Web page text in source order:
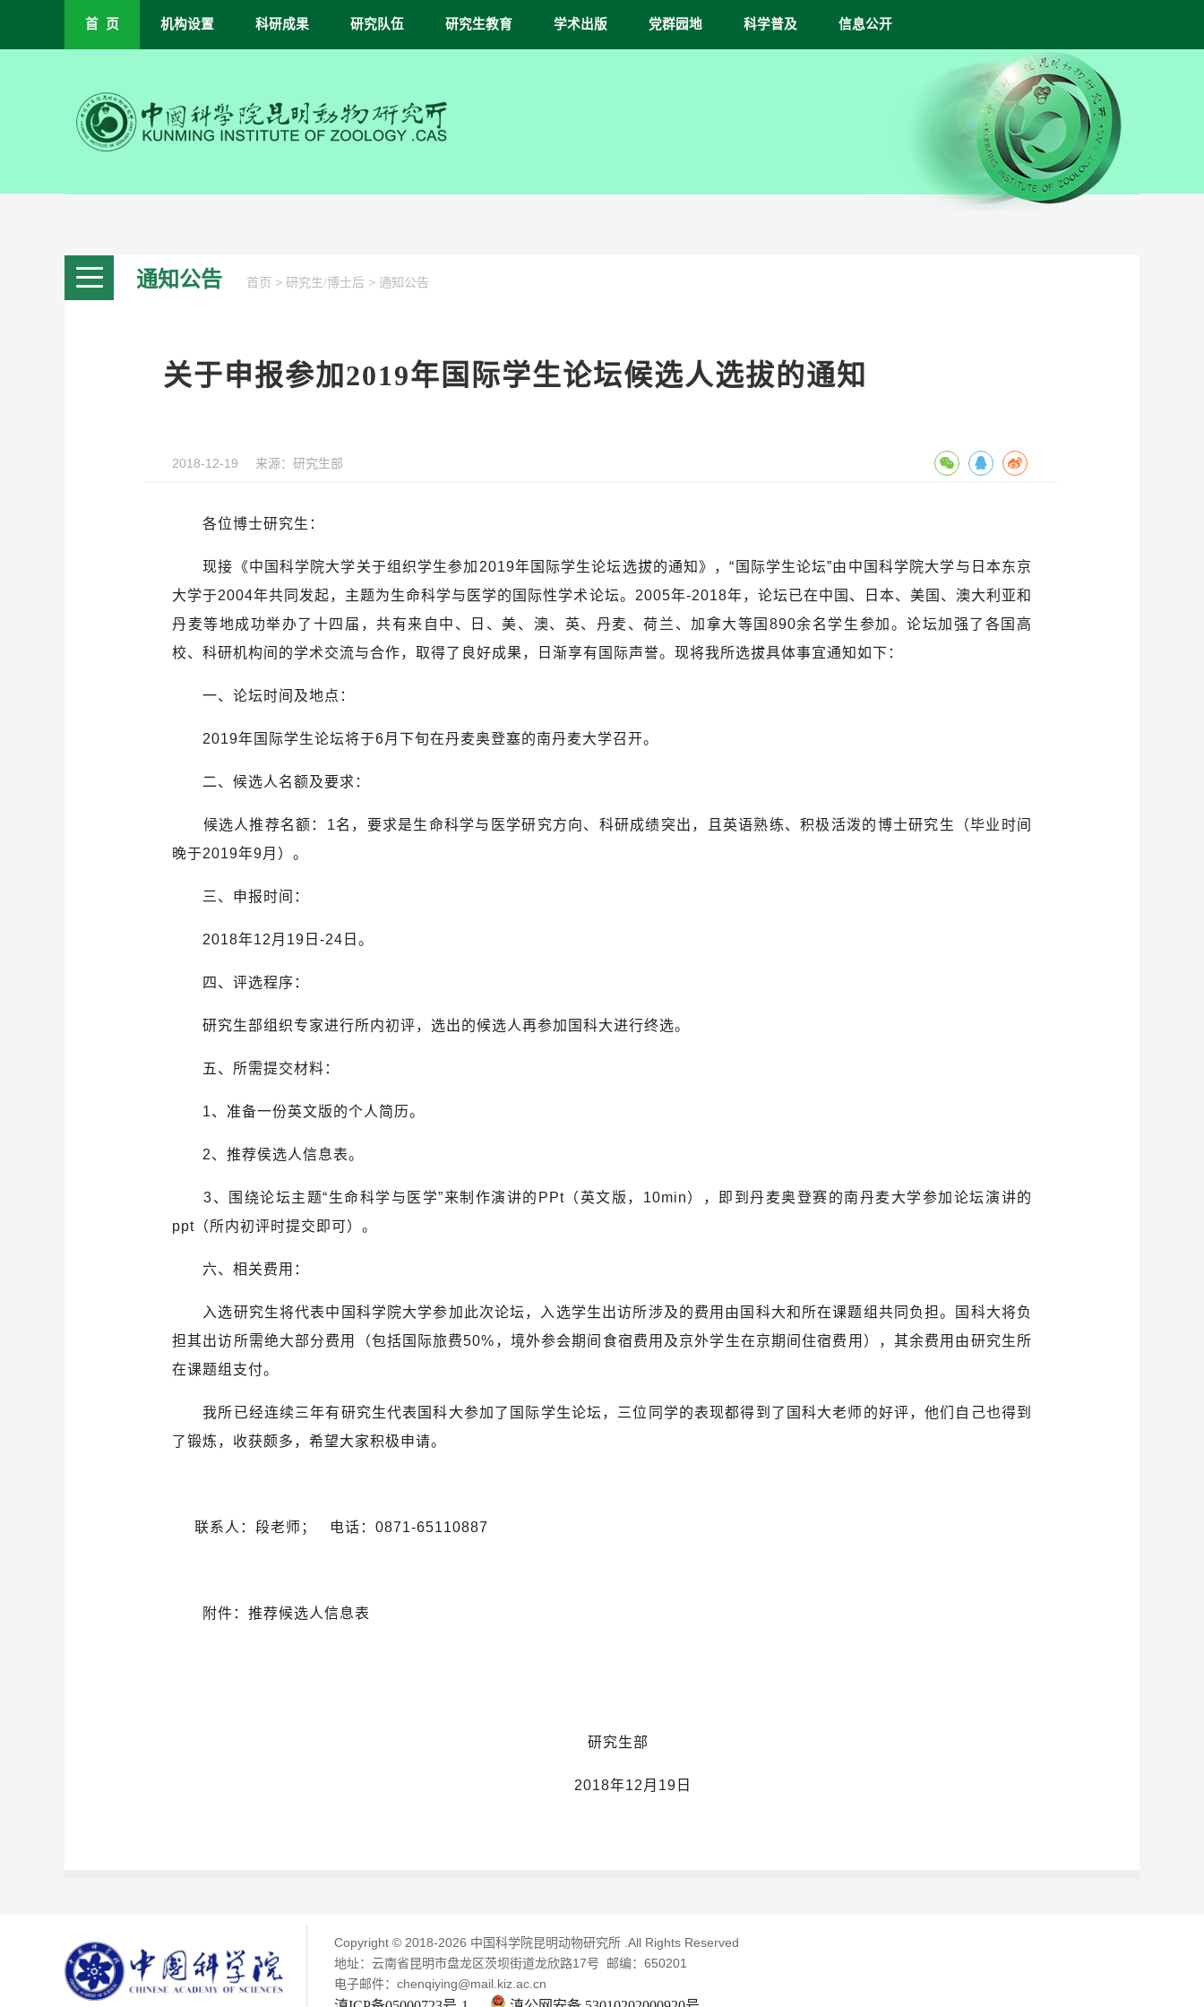
首 页 机构设置 科研成果 研究队伍 研究生教育 学术出版 党群园地 科学普及 信息公开
通知公告 首页 > 研究生/博士后 > 通知公告
关于申报参加2019年国际学生论坛候选人选拔的通知
2018-12-19 来源： 研究生部
各位博士研究生：
现接《中国科学院大学关于组织学生参加 2019年国际学生论坛选拔的通知》，“国际学生论坛”由中国科学院大学与日本东京
大学于2004年共同发起，主题为生命科学与医学的国际性学术论坛。 2005年-2018年，论坛已在中国、日本、美国、澳大利亚和
丹麦等地成功举办了十四届，共有来自中、日、美、澳、英、丹麦、荷兰、加拿大等国 890余名学生参加。论坛加强了各国高
校、科研机构间的学术交流与合作，取得了良好成果，日渐享有国际声誉。现将我所选拔具体事宜通知如下：
一、论坛时间及地点：
2019年国际学生论坛将于6月下旬在丹麦奥登塞的南丹麦大学召开。
二、候选人名额及要求：
候选人推荐名额： 1名，要求是生命科学与医学研究方向、科研成绩突出，且英语熟练、积极活泼的博士研究生（毕业时间
晚于2019年9月）。
三、申报时间：
2018年12 月 19 日 -24 日。
四、评选程序：
研究生部组织专家进行所内初评，选出的候选人再参加国科大进行终选。
五、所需提交材料：
1、准备一份英文版的个人简历。
2、推荐侯选人信息表。
3、围绕论坛主题“生命科学与医学”来制作演讲的 PPt（英文版， 10min），即到丹麦奥登赛的南丹麦大学参加论坛演讲的
ppt （所内初评时提交即可）。
六、相关费用：
入选研究生将代表中国科学院大学参加此次论坛，入选学生出访所涉及的费用由国科大和所在课题组共同负担。国科大将负
担其出访所需绝大部分费用（包括国际旅费50% ，境外参会期间食宿费用及京外学生在京期间住宿费用），其余费用由研究生所
在课题组支付。
我所 已经连续三年有研究生代表国科大参加了国际学生论坛，三位同学的表现都得到了国科大老师的好评，他们自己也得到
了锻炼，收获颇多，希望大家积极申请。
联系人：段老师； 电话：0871-65110887
附件： 推荐候选人信息表
研究生部
2018年12 月 19 日
Copyright © 2018-2026 中国科学院昆明动物研究所 .All Rights Reserved
地址：云南省昆明市盘龙区茨坝街道龙欣路17号 邮编：650201
电子邮件：chenqiying@mail.kiz.ac.cn